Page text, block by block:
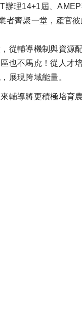
辦理14+1屆、
者齊聚一堂，產官
從輔導機制與資源
也不馬虎！從人才
展現跨域能量。
輔導將更積極培育